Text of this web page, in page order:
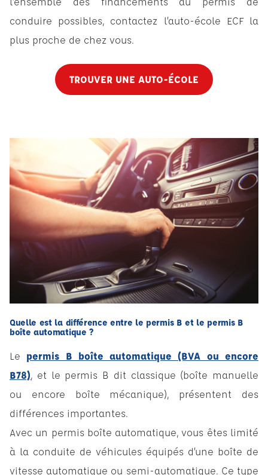
conduire possibles, contactez l’auto-école ECF la
plus proche de chez vous.
TROUVER UNE AUTO-ÉCOLE
Quelle est la différence entre le permis B et le permis B
boîte automatique ?
Le permis B boîte automatique (BVA ou encore
B78), et le permis B dit classique (boîte manuelle
ou encore boîte mécanique), présentent des
différences importantes.
Avec un permis boîte automatique, vous êtes limité
à la conduite de véhicules équipés d’une boîte de
vitesse automatique ou semi-automatique. Ce type